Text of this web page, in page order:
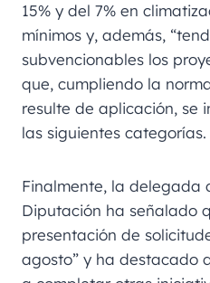
15% y del 7% en
mínimos y, además,
subvencionables los
que, cumpliendo la
resulte de aplicación, se
las siguientes categorías.
Finalmente, la delegada
Diputación ha señalado
presentación de
agosto” y ha destacado